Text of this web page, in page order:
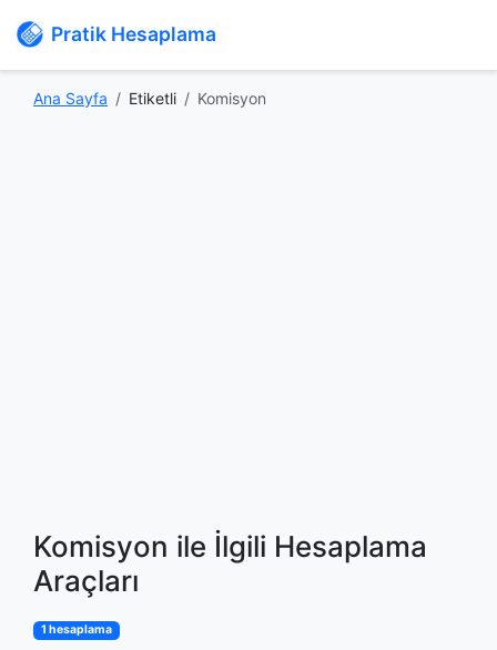
Pratik Hesaplama
Ana Sayfa Etiketli Komisyon
Komisyon ile İlgili Hesaplama
Araçları
1 hesaplama